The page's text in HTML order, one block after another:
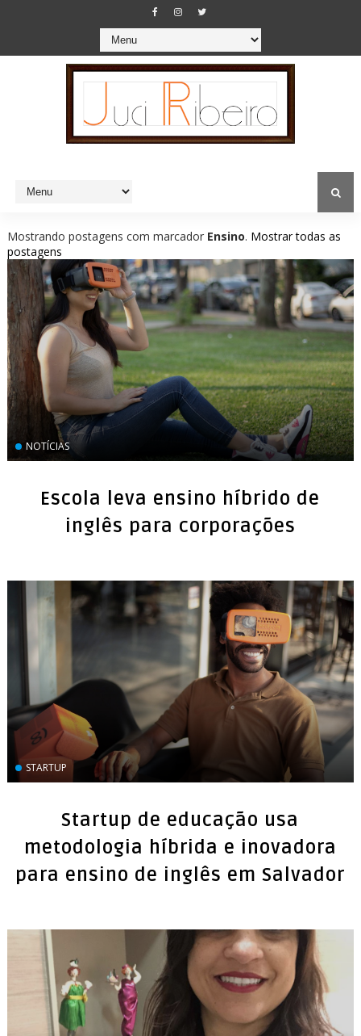
Mostrando postagens com marcador Ensino. Mostrar todas as
postagens
NOTÍCIAS
Escola leva ensino híbrido de
inglês para corporações
STARTUP
Startup de educação usa
metodologia híbrida e inovadora
para ensino de inglês em Salvador